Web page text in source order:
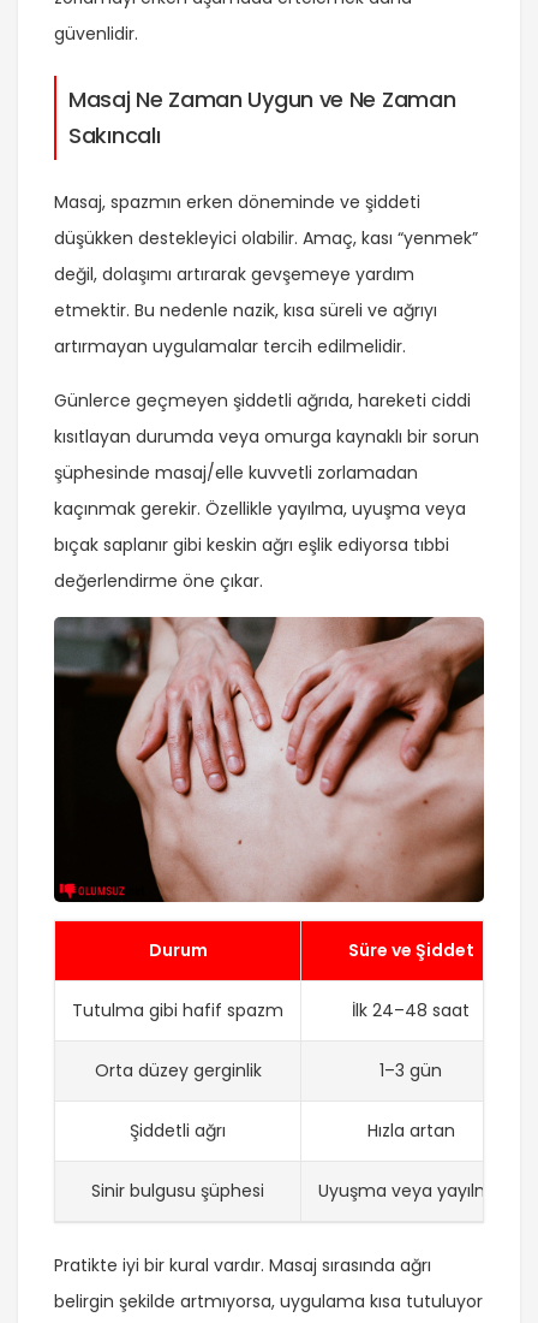
güvenlidir.
Masaj Ne Zaman Uygun ve Ne Zaman
Sakıncalı
Masaj, spazmın erken döneminde ve şiddeti
düşükken destekleyici olabilir. Amaç, kası “yenmek”
değil, dolaşımı artırarak gevşemeye yardım
etmektir. Bu nedenle nazik, kısa süreli ve ağrıyı
artırmayan uygulamalar tercih edilmelidir.
Günlerce geçmeyen şiddetli ağrıda, hareketi ciddi
kısıtlayan durumda veya omurga kaynaklı bir sorun
şüphesinde masaj/elle kuvvetli zorlamadan
kaçınmak gerekir. Özellikle yayılma, uyuşma veya
bıçak saplanır gibi keskin ağrı eşlik ediyorsa tıbbi
değerlendirme öne çıkar.
Durum Süre ve Şiddet
Tutulma gibi hafif spazm İlk 24–48 saat
Orta düzey gerginlik 1–3 gün
Şiddetli ağrı Hızla artan
Sinir bulgusu şüphesi Uyuşma veya yayılma
Pratikte iyi bir kural vardır. Masaj sırasında ağrı
belirgin şekilde artmıyorsa, uygulama kısa tutuluyor